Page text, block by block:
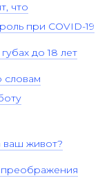
что
при COVID-19
до 18 лет
словам
ваш живот?